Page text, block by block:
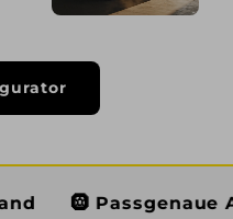
Auswahl